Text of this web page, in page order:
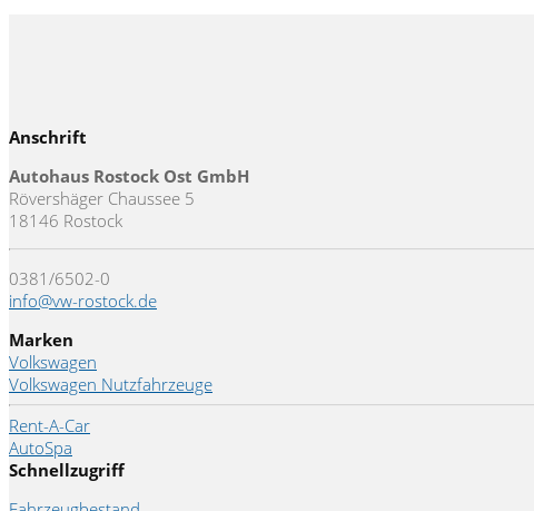
Anschrift
Autohaus Rostock Ost GmbH
Rövershäger Chaussee 5
18146 Rostock
0381/6502-0
info@vw-rostock.de
Marken
Volkswagen
Volkswagen Nutzfahrzeuge
Rent-A-Car
AutoSpa
Schnellzugriff